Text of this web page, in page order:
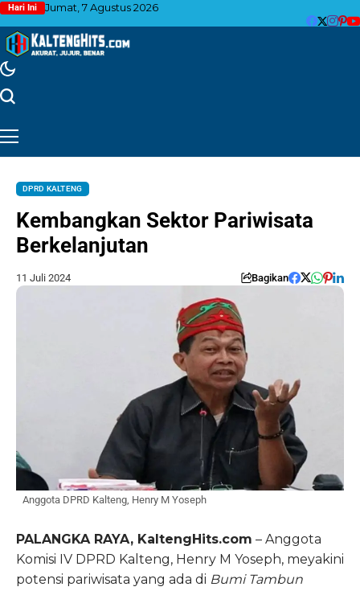
Hari Ini Jumat, 7 Agustus 2026
DPRD KALTENG
Kembangkan Sektor Pariwisata
Berkelanjutan
11 Juli 2024 Bagikan
Anggota DPRD Kalteng, Henry M Yoseph
PALANGKA RAYA, Kalteng Hits.com – Anggota
Komisi IV DPRD Kalteng, Henry M Yoseph, meyakini
potensi pariwisata yang ada di Bumi Tambun